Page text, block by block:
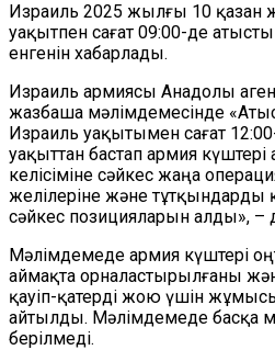
Израиль 2025 жылғы 10 қазан
уақытпен сағат 09:00-де атысты
енгенін хабарлады.
Израиль армиясы Анадолы
жазбаша мәлімдемесінде
Израиль уақытымен сағат
уақыттан бастап армия күштері
келісіміне сәйкес жаңа
желілеріне және тұтқындарды
сәйкес позицияларын алды», –
Мәлімдемеде армия күштері
аймақта орналастырылғаны
қауіп-қатерді жою үшін
айтылды. Мәлімдемеде басқа
берілмеді.